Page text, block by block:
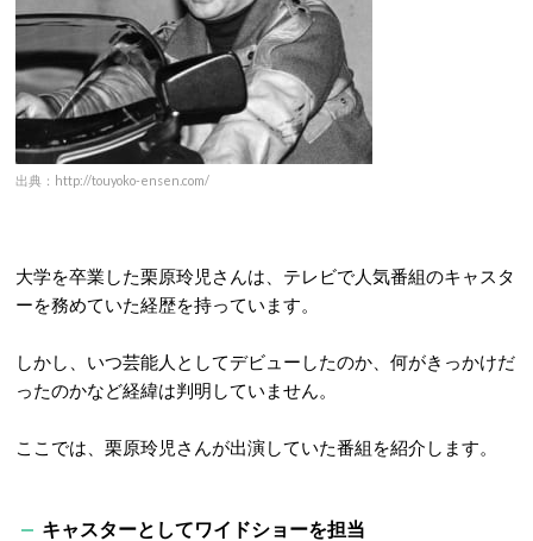
出典：http://touyoko-ensen.com/
大学を卒業した栗原玲児さんは、テレビで人気番組のキャスタ
ーを務めていた経歴を持っています。
しかし、いつ芸能人としてデビューしたのか、何がきっかけだ
ったのかなど経緯は判明していません。
ここでは、栗原玲児さんが出演していた番組を紹介します。
キャスターとしてワイドショーを担当